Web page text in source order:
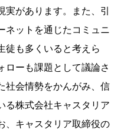
があります。また、引
ネットを通じたコミュニ
徒も多くいると考えら
ローも課題として議論さ
社会情勢をかんがみ、信
る株式会社キャスタリア
、キャスタリア取締役の